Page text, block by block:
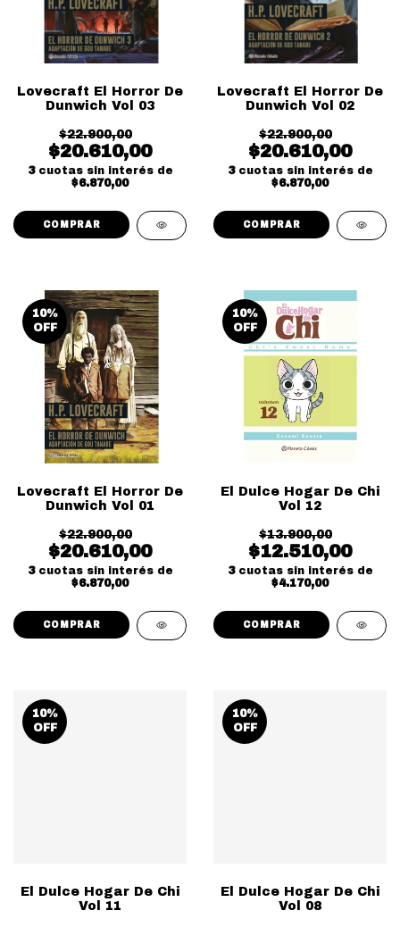
Lovecraft El Horror De
Dunwich Vol 03
$22.900,00
$20.610,00
3 cuotas sin interés de
$6.870,00
Lovecraft El Horror De
Dunwich Vol 02
$22.900,00
$20.610,00
3 cuotas sin interés de
$6.870,00
10%
OFF
Lovecraft El Horror De
Dunwich Vol 01
$22.900,00
$20.610,00
3 cuotas sin interés de
$6.870,00
10%
OFF
El Dulce Hogar De Chi
Vol 12
$13.900,00
$12.510,00
3 cuotas sin interés de
$4.170,00
10%
OFF
El Dulce Hogar De Chi
Vol 11
10%
OFF
El Dulce Hogar De Chi
Vol 08